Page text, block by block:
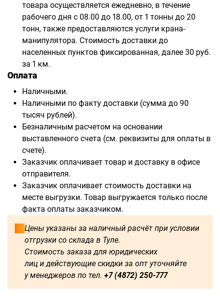
товара осуществляется ежедневно, в течение
рабочего дня с 08.00 до 18.00, от 1 тонны до 20
тонн, также предоставляются услуги крана-
манипулятора. Стоимость доставки до
населенных пунктов фиксированная, далее 30 руб.
за 1 км.
Оплата
Наличными.
Наличными по факту доставки (сумма до 90
тысяч рублей).
Безналичным расчетом на основании
выставленного счета (см. реквизиты для оплаты в
счете).
Заказчик оплачивает товар и доставку в офисе
отправителя.
Заказчик оплачивает стоимость доставки на
месте выгрузки. Товар выгружается только после
факта оплаты заказчиком.
Цены указаны за наличный расчёт при условии
отгрузки со склада в Туле.
Стоимость заказа для юридических
лиц и действующие скидки за опт уточняйте
у менеджеров по тел. +7 (4872) 250-777